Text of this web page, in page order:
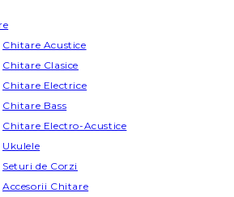
Chitare Acustice
Chitare Clasice
Chitare Electrice
Chitare Bass
Chitare Electro-Acustice
Ukulele
Seturi de Corzi
Accesorii Chitare